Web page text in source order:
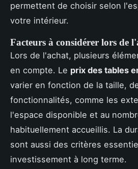
permettent de choisir selon
votre intérieur.
Facteurs à considérer lors de
Lors de l'achat, plusieurs
en compte. Le prix des tables
varier en fonction de la taille,
fonctionnalités, comme les
l'espace disponible et au
habituellement accueillis. La
sont aussi des critères
investissement à long terme.